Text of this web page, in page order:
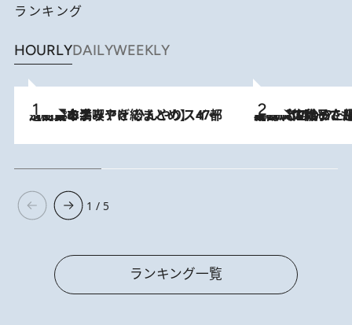
ランキング
HOURLYDAILYWEEKLY
2026.8.5
【西日本エリアを総まとめ】 47都道府県の手みやげ ひんやりスイーツで夏を満喫 2026.8.5
【阿川佐和子さんの年とる力】なぜ70代で始めた趣味は“こんなに楽しい”のか？ ピアノ、俳句…スランプに陥っても続けられる“ある秘訣”とは
1 / 5
ランキング一覧